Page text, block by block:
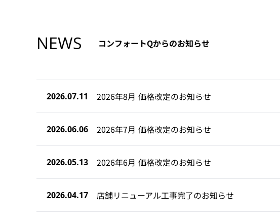
NEWS コンフォートQからのお知らせ
2026.07.11 2026年8月 価格改定のお知らせ
2026.06.06 2026年7月 価格改定のお知らせ
2026.05.13 2026年6月 価格改定のお知らせ
2026.04.17 店舗リニューアル工事完了のお知らせ